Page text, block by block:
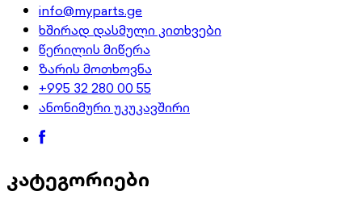
info@myparts.ge
ხშირად დასმული კითხვები
წერილის მიწერა
ზარის მოთხოვნა
+995 32 280 00 55
ანონიმური უკუკავშირი
კატეგორიები